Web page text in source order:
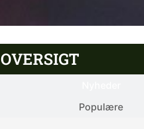
OVERSIGT
Populære